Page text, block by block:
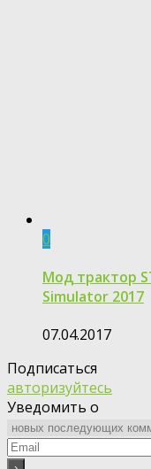
0
Мод трактор
Simulator 2017
07.04.2017
Подписаться
авторизуйтесь
Уведомить о